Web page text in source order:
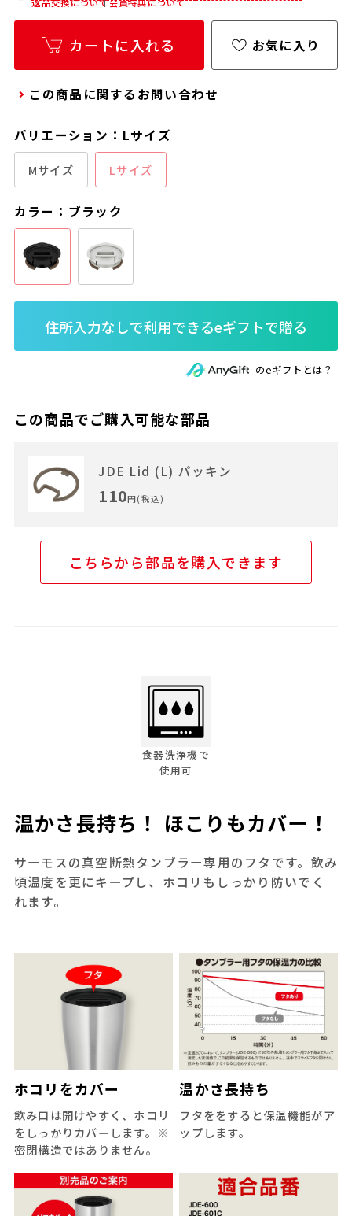
は、以下より合わせてご購入ください。
通常商品用ギフト用品
パーソナライズサービス用ギフト用品
カートに入れる お気に入り
この商品に関するお問い合わせ
バリエーション：Lサイズ
Mサイズ Lサイズ
カラー：ブラック
のeギフトとは？
この商品でご購入可能な部品
JDE Lid (L) パッキン
110円(税込)
こちらから部品を購入できます
食器洗浄機で
使用可
温かさ長持ち！ ほこりもカバー！
サーモスの真空断熱タンブラー専用のフタです。飲み
頃温度を更にキープし、ホコリもしっかり防いでく
れます。
ホコリをカバー
飲み口は開けやすく、ホコリ
をしっかりカバーします。※
密閉構造ではありません。
温かさ長持ち
フタををすると保温機能がア
ップします。